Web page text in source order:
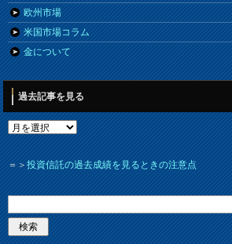
欧州市場
米国市場コラム
金について
過去記事を見る
＝＞投資信託の過去成績を見るときの注意点